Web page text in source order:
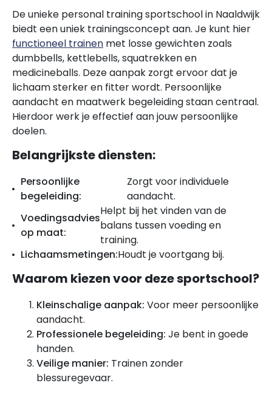
De unieke personal training sportschool in Naaldwijk
biedt een uniek trainingsconcept aan. Je kunt hier
functioneel trainen met losse gewichten zoals
dumbbells, kettlebells, squatrekken en
medicineballs. Deze aanpak zorgt ervoor dat je
lichaam sterker en fitter wordt. Persoonlijke
aandacht en maatwerk begeleiding staan centraal.
Hierdoor werk je effectief aan jouw persoonlijke
doelen.
Belangrijkste diensten:
Persoonlijke
begeleiding:
Zorgt voor individuele
aandacht.
Voedingsadvies
op maat:
Helpt bij het vinden van de
balans tussen voeding en
training.
Lichaamsmetingen:Houdt je voortgang bij.
Waarom kiezen voor deze sportschool?
Kleinschalige aanpak: Voor meer persoonlijke
aandacht.
Professionele begeleiding: Je bent in goede
handen.
Veilige manier: Trainen zonder
blessuregevaar.